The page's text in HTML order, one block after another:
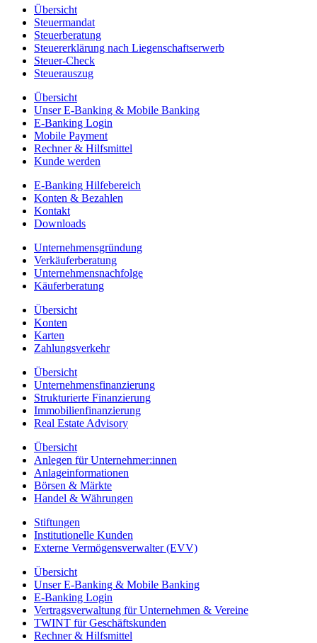
Übersicht
Steuermandat
Steuerberatung
Steuererklärung nach Liegenschaftserwerb
Steuer-Check
Steuerauszug
Übersicht
Unser E-Banking & Mobile Banking
E-Banking Login
Mobile Payment
Rechner & Hilfsmittel
Kunde werden
E-Banking Hilfebereich
Konten & Bezahlen
Kontakt
Downloads
Unternehmensgründung
Verkäuferberatung
Unternehmensnachfolge
Käuferberatung
Übersicht
Konten
Karten
Zahlungsverkehr
Übersicht
Unternehmensfinanzierung
Strukturierte Finanzierung
Immobilienfinanzierung
Real Estate Advisory
Übersicht
Anlegen für Unternehmer:innen
Anlageinformationen
Börsen & Märkte
Handel & Währungen
Stiftungen
Institutionelle Kunden
Externe Vermögensverwalter (EVV)
Übersicht
Unser E-Banking & Mobile Banking
E-Banking Login
Vertragsverwaltung für Unternehmen & Vereine
TWINT für Geschäftskunden
Rechner & Hilfsmittel